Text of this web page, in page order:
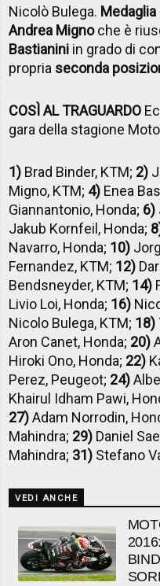
Nicolò Bulega.
Andrea Mignoche è
Bastianini in grado di
propria seconda
COSÌ AL TRAGUARDO
gara della stagione
1) Brad Binder, KTM; 2)
Migno, KTM; 4) Enea
Giannantonio, Honda; 6)
Jakub Kornfeil, Honda;
Navarro, Honda; 10)
Fernandez, KTM; 12)
Bendsneyder, KTM; 14)
Livio Loi, Honda; 16)
Nicolo Bulega, KTM; 18)
Aron Canet, Honda; 20)
Hiroki Ono, Honda; 22)
Perez, Peugeot; 24)
Khairul Idham Pawi,
27)Adam Norrodin,
Mahindra; 29) Daniel
Mahindra; 31) Stefano
VEDI ANCHE